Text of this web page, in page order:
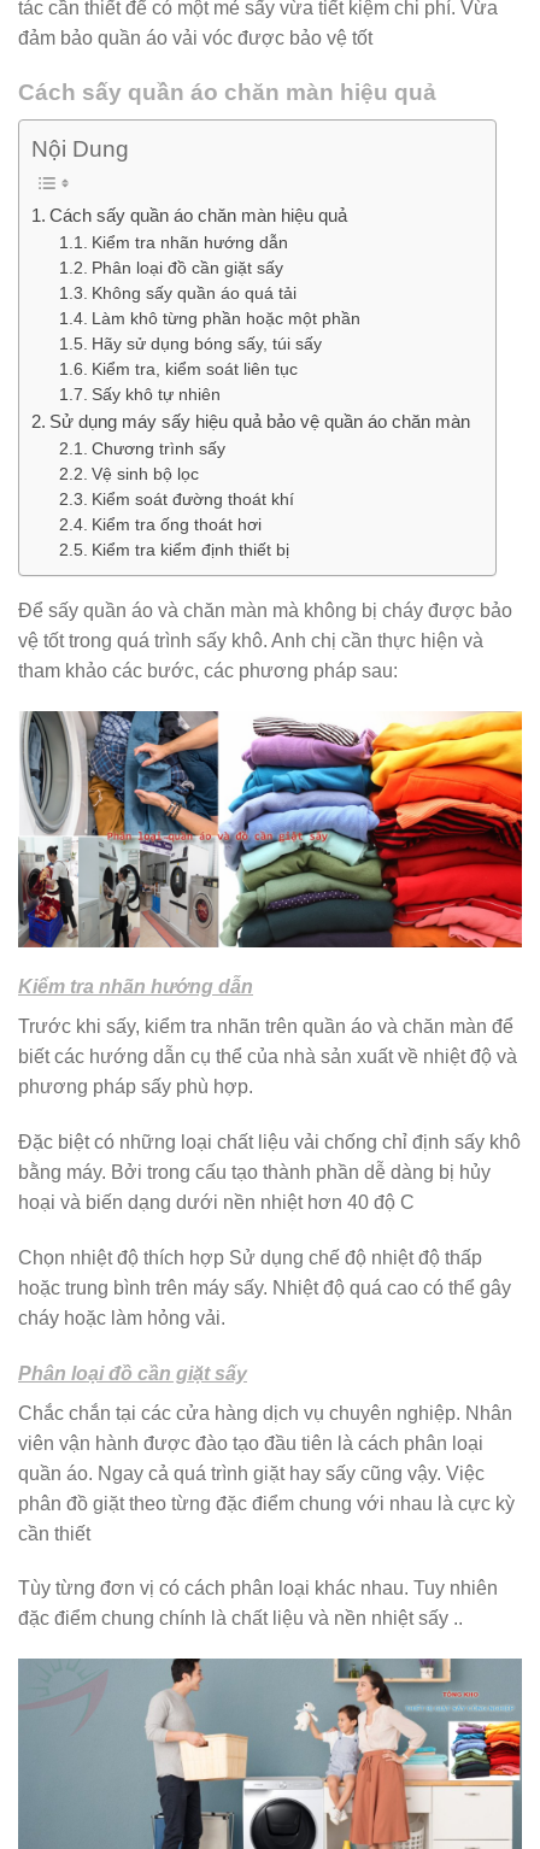
tác cần thiết để có một mẻ sấy vừa tiết kiệm chi phí. Vừa
đảm bảo quần áo vải vóc được bảo vệ tốt
Cách sấy quần áo chăn màn hiệu quả
Nội Dung
Cách sấy quần áo chăn màn hiệu quả
Kiểm tra nhãn hướng dẫn
Phân loại đồ cần giặt sấy
Không sấy quần áo quá tải
Làm khô từng phần hoặc một phần
Hãy sử dụng bóng sấy, túi sấy
Kiểm tra, kiểm soát liên tục
Sấy khô tự nhiên
Sử dụng máy sấy hiệu quả bảo vệ quần áo chăn màn
Chương trình sấy
Vệ sinh bộ lọc
Kiểm soát đường thoát khí
Kiểm tra ống thoát hơi
Kiểm tra kiểm định thiết bị
Để sấy quần áo và chăn màn mà không bị cháy được bảo
vệ tốt trong quá trình sấy khô. Anh chị cần thực hiện và
tham khảo các bước, các phương pháp sau:
Kiểm tra nhãn hướng dẫn
Trước khi sấy, kiểm tra nhãn trên quần áo và chăn màn để
biết các hướng dẫn cụ thể của nhà sản xuất về nhiệt độ và
phương pháp sấy phù hợp.
Đặc biệt có những loại chất liệu vải chống chỉ định sấy khô
bằng máy. Bởi trong cấu tạo thành phần dễ dàng bị hủy
hoại và biến dạng dưới nền nhiệt hơn 40 độ C
Chọn nhiệt độ thích hợp Sử dụng chế độ nhiệt độ thấp
hoặc trung bình trên máy sấy. Nhiệt độ quá cao có thể gây
cháy hoặc làm hỏng vải.
Phân loại đồ cần giặt sấy
Chắc chắn tại các cửa hàng dịch vụ chuyên nghiệp. Nhân
viên vận hành được đào tạo đầu tiên là cách phân loại
quần áo. Ngay cả quá trình giặt hay sấy cũng vậy. Việc
phân đồ giặt theo từng đặc điểm chung với nhau là cực kỳ
cần thiết
Tùy từng đơn vị có cách phân loại khác nhau. Tuy nhiên
đặc điểm chung chính là chất liệu và nền nhiệt sấy ..